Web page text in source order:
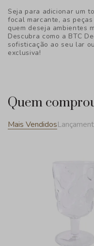
Seja para adicionar um
focal marcante, as
quem deseja ambientes
Descubra como a BTC
sofisticação ao seu lar
exclusiva!
Quem
Mais Vendidos